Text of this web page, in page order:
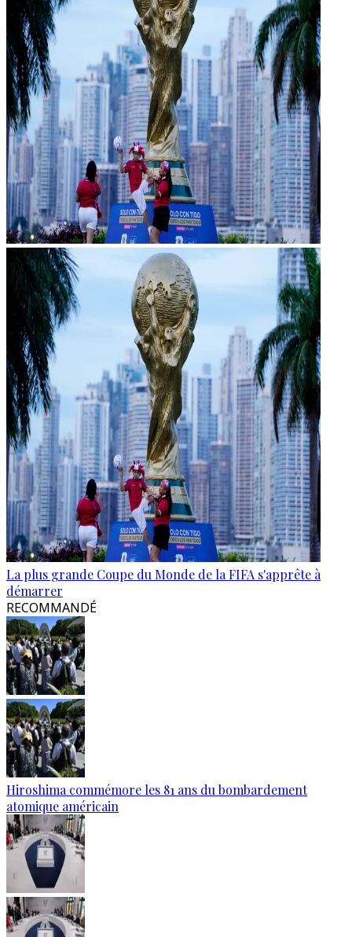
La plus grande Coupe du Monde de la FIFA s'apprête à
démarrer
RECOMMANDÉ
Hiroshima commémore les 81 ans du bombardement
atomique américain